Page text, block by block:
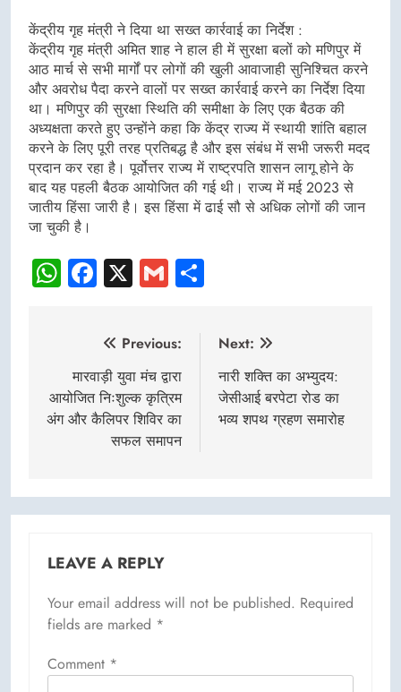
केंद्रीय गृह मंत्री ने दिया था सख्त कार्रवाई का निर्देश :
केंद्रीय गृह मंत्री अमित शाह ने हाल ही में सुरक्षा बलों को मणिपुर में
आठ मार्च से सभी मार्गों पर लोगों की खुली आवाजाही सुनिश्चित करने
और अवरोध पैदा करने वालों पर सख्त कार्रवाई करने का निर्देश दिया
था। मणिपुर की सुरक्षा स्थिति की समीक्षा के लिए एक बैठक की
अध्यक्षता करते हुए उन्होंने कहा कि केंद्र राज्य में स्थायी शांति बहाल
करने के लिए पूरी तरह प्रतिबद्ध है और इस संबंध में सभी जरूरी मदद
प्रदान कर रहा है। पूर्वोत्तर राज्य में राष्ट्रपति शासन लागू होने के
बाद यह पहली बैठक आयोजित की गई थी। राज्य में मई 2023 से
जातीय हिंसा जारी है। इस हिंसा में ढाई सौ से अधिक लोगों की जान
जा चुकी है।
WhatsApp
Facebook
X Gmail
navigation
Previous:
मारवाड़ी युवा मंच द्वारा
आयोजित निःशुल्क कृत्रिम
अंग और कैलिपर शिविर का
सफल समापन
Next:
नारी शक्ति का अभ्युदय:
जेसीआई बरपेटा रोड का
भव्य शपथ ग्रहण समारोह
LEAVE A REPLY
Your email address will not be published. Required
fields are marked *
Comment *